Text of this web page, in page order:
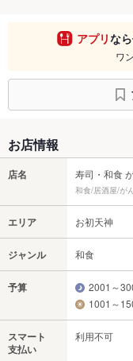
アプリな
ワ
お店情報
店名 寿司・和食
和食/居酒屋/が
エリア お初天神
ジャンル 和食
予算
2001～
1001～
スマート
支払い
利用不可